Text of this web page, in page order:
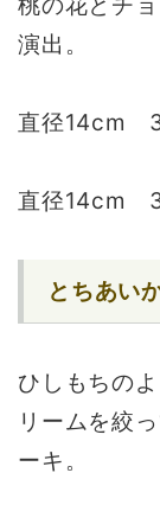
桃の花とチ
演出。
直径14cm
直径14cm
とちあい
ひしもちの
リームを絞
ーキ。